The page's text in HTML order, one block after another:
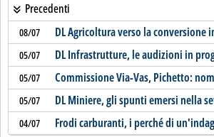
Precedenti
08/07 DL Agricoltura verso la conversione
05/07 DL Infrastrutture, le audizioni in
05/07 Commissione Via-Vas, Pichetto:
05/07 DL Miniere, gli spunti emersi nella
04/07 Frodi carburanti, i perché di